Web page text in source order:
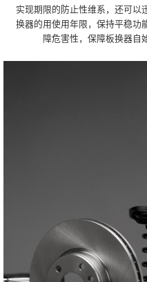
实现期限的防止性维系，还可以
换器的用使用年限，保持平稳功
障危害性，保障板换器自